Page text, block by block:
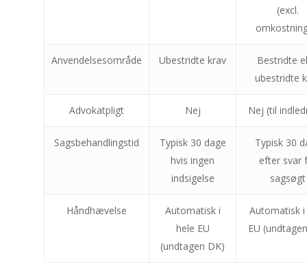
(excl.
Anvendelsesområde Ubestridte krav
Bestridte
ubestridte
Advokatpligt Nej Nej (til
Sagsbehandlingstid
Typisk 30 dage
hvis ingen
indsigelse
Typisk 30
efter svar
sagsøgt
Håndhævelse
Automatisk i
hele EU
(undtagen DK)
Automatisk i
EU
august 2026
3 4 6
7
10
11 13 14
17
18 21
24
25 27 28
31